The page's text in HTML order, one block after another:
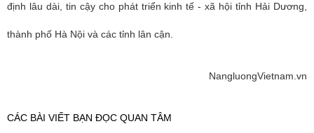
định lâu dài, tin cậy cho phát triển kinh tế - xã hội tỉnh Hải Dương,
thành phố Hà Nội và các tỉnh lân cận.
NangluongVietnam.vn
CÁC BÀI VIẾT BẠN ĐỌC QUAN TÂM